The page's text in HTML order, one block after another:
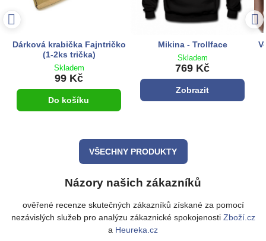
Dárková krabička Fajntričko
(1-2ks trička)
Skladem
99 Kč
Do košíku
Mikina - Trollface
Skladem
769 Kč
Zobrazit
VŠECHNY PRODUKTY
Názory našich zákazníků
ověřené recenze skutečných zákazníků získané za pomocí
nezávislých služeb pro analýzu zákaznické spokojenosti Zboží.cz
a Heureka.cz